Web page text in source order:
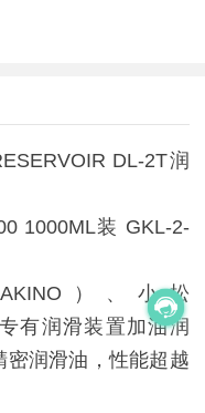
DL-2T润
1000ML装 GKL-2-
）、小松
有润滑装置加油润
密润滑油，性能超越